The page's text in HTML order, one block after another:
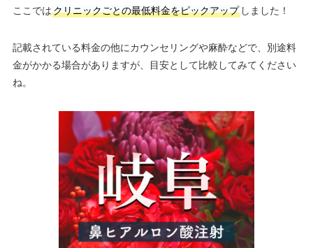
ここではクリニックごとの最低料金をピックアップしました！
記載されている料金の他にカウンセリングや麻酔などで、別途料
金がかかる場合がありますが、目安として比較してみてください
ね。